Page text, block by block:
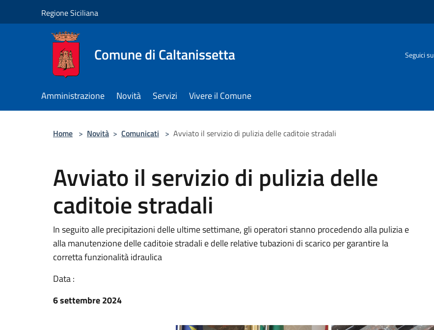
Regione Siciliana
Comune di Caltanissetta Seguici su
Amministrazione Novità Servizi Vivere il Comune
Home > Novità > Comunicati > Avviato il servizio di pulizia delle caditoie stradali
Avviato il servizio di pulizia delle
caditoie stradali
In seguito alle precipitazioni delle ultime settimane, gli operatori stanno procedendo alla pulizia e
alla manutenzione delle caditoie stradali e delle relative tubazioni di scarico per garantire la
corretta funzionalità idraulica
Data :
6 settembre 2024